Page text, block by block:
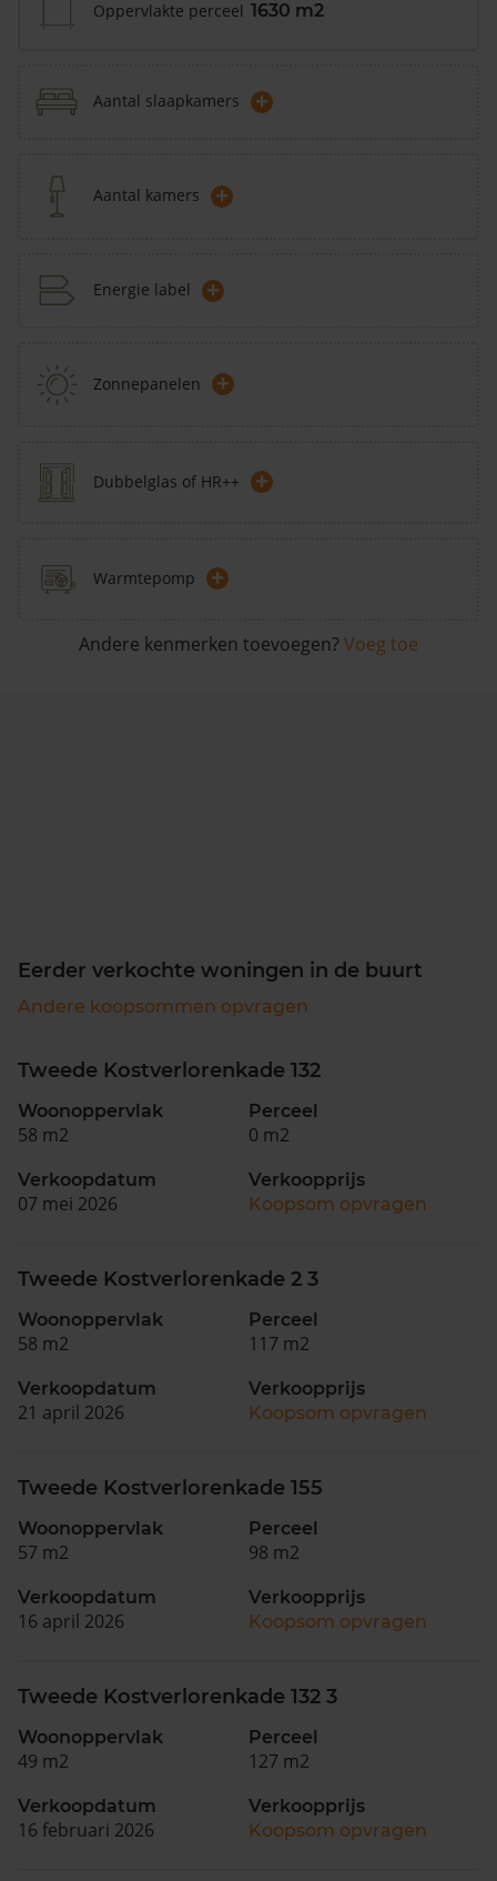
Oppervlakte perceel 1630 m2
Aantal slaapkamers +
Aantal kamers +
Energie label +
Zonnepanelen +
Dubbelglas of HR++ +
Warmtepomp +
Andere kenmerken toevoegen? Voeg toe
Eerder verkochte woningen in de buurt
Andere koopsommen opvragen
Tweede Kostverlorenkade 132
Woonoppervlak
58 m2
Perceel
0 m2
Verkoopdatum
07 mei 2026
Verkoopprijs
Koopsom opvragen
Tweede Kostverlorenkade 2 3
Woonoppervlak
58 m2
Perceel
117 m2
Verkoopdatum
21 april 2026
Verkoopprijs
Koopsom opvragen
Tweede Kostverlorenkade 155
Woonoppervlak
57 m2
Perceel
98 m2
Verkoopdatum
16 april 2026
Verkoopprijs
Koopsom opvragen
Tweede Kostverlorenkade 132 3
Woonoppervlak
49 m2
Perceel
127 m2
Verkoopdatum
16 februari 2026
Verkoopprijs
Koopsom opvragen